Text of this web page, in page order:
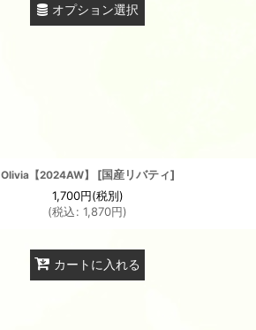
オプション選択
Olivia【2024AW】 [国産リバティ]
1,700円(税別)
(税込: 1,870円)
カートに入れる